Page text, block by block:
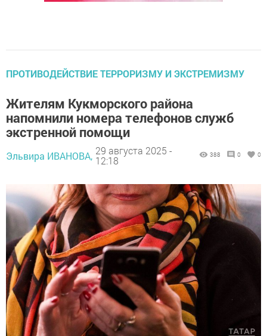
ПРОТИВОДЕЙСТВИЕ ТЕРРОРИЗМУ И ЭКСТРЕМИЗМУ
Жителям Кукморского района
напомнили номера телефонов служб
экстренной помощи
Эльвира ИВАНОВА, 29 августа 2025 -
12:18
388 0 0